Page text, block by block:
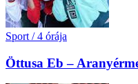
Sport / 4 órája
Öttusa Eb –